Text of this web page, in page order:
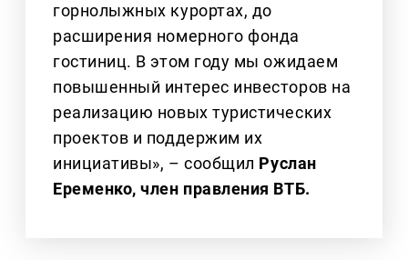
горнолыжных курортах, до
расширения номерного фонда
гостиниц. В этом году мы ожидаем
повышенный интерес инвесторов на
реализацию новых туристических
проектов и поддержим их
инициативы», – сообщил Руслан
Еременко, член правления ВТБ.